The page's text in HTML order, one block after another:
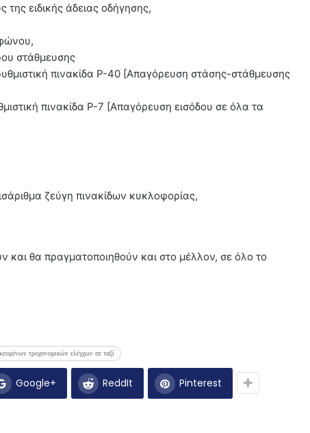
της ειδικής άδειας οδήγησης,
στάθμευσης
πινακίδα Ρ-40 [Απαγόρευση στάσης-στάθμευσης
πινακίδα Ρ-7 [Απαγόρευση εισόδου σε όλα τα
ζεύγη πινακίδων κυκλοφορίας,
και θα πραγματοποιηθούν και στο μέλλον, σε όλο το
τροχονομικών ελέγχων σε ταξί
Google+ ReddIt Pinterest